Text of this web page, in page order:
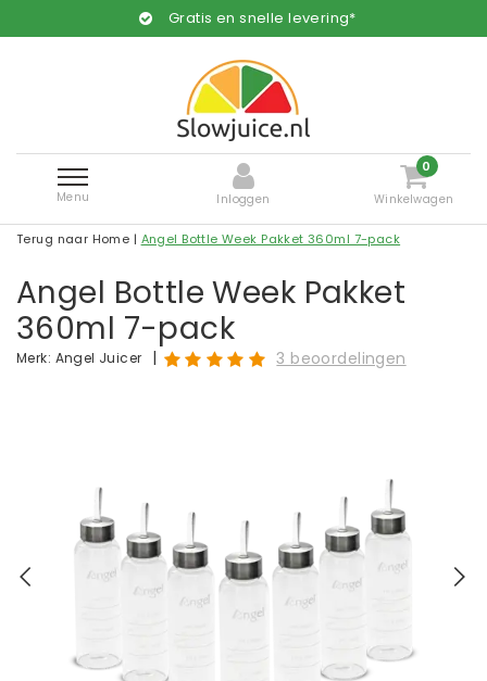
Gratis en snelle levering*
Menu Inloggen
0
Winkelwagen
Terug naar Home | Angel Bottle Week Pakket 360ml 7-pack
Angel Bottle Week Pakket
360ml 7-pack
Merk: Angel Juicer | 3 beoordelingen